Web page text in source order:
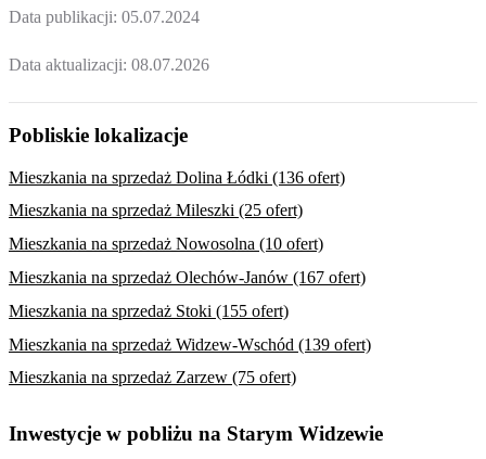
Data publikacji: 05.07.2024
Data aktualizacji: 08.07.2026
Pobliskie lokalizacje
Mieszkania na sprzedaż Dolina Łódki (136 ofert)
Mieszkania na sprzedaż Mileszki (25 ofert)
Mieszkania na sprzedaż Nowosolna (10 ofert)
Mieszkania na sprzedaż Olechów-Janów (167 ofert)
Mieszkania na sprzedaż Stoki (155 ofert)
Mieszkania na sprzedaż Widzew-Wschód (139 ofert)
Mieszkania na sprzedaż Zarzew (75 ofert)
Inwestycje w pobliżu na Starym Widzewie